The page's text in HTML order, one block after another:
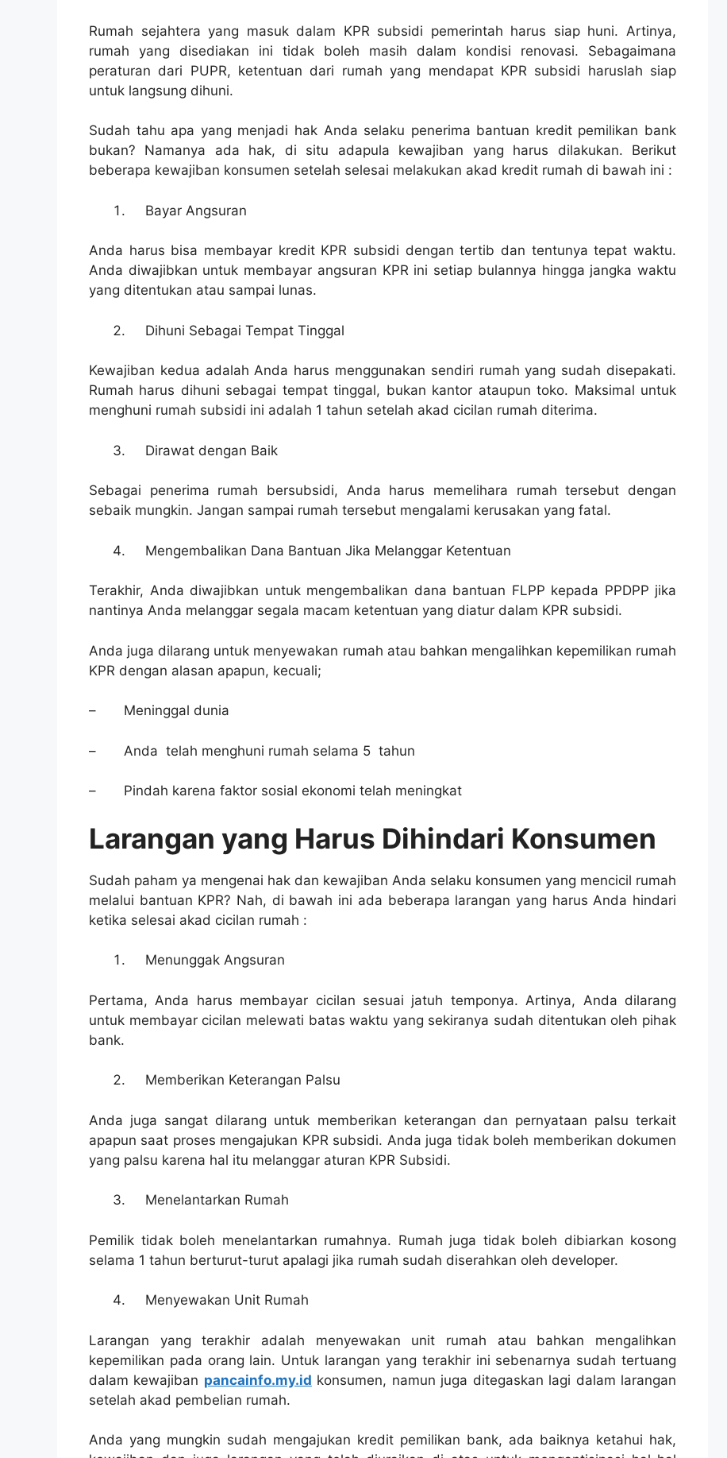
Rumah sejahtera yang masuk dalam KPR subsidi pemerintah harus siap huni. Artinya,
rumah yang disediakan ini tidak boleh masih dalam kondisi renovasi. Sebagaimana
peraturan dari PUPR, ketentuan dari rumah yang mendapat KPR subsidi haruslah siap
untuk langsung dihuni.
Sudah tahu apa yang menjadi hak Anda selaku penerima bantuan kredit pemilikan bank
bukan? Namanya ada hak, di situ adapula kewajiban yang harus dilakukan. Berikut
beberapa kewajiban konsumen setelah selesai melakukan akad kredit rumah di bawah ini :
Bayar Angsuran
Anda harus bisa membayar kredit KPR subsidi dengan tertib dan tentunya tepat waktu.
Anda diwajibkan untuk membayar angsuran KPR ini setiap bulannya hingga jangka waktu
yang ditentukan atau sampai lunas.
Dihuni Sebagai Tempat Tinggal
Kewajiban kedua adalah Anda harus menggunakan sendiri rumah yang sudah disepakati.
Rumah harus dihuni sebagai tempat tinggal, bukan kantor ataupun toko. Maksimal untuk
menghuni rumah subsidi ini adalah 1 tahun setelah akad cicilan rumah diterima.
Dirawat dengan Baik
Sebagai penerima rumah bersubsidi, Anda harus memelihara rumah tersebut dengan
sebaik mungkin. Jangan sampai rumah tersebut mengalami kerusakan yang fatal.
Mengembalikan Dana Bantuan Jika Melanggar Ketentuan
Terakhir, Anda diwajibkan untuk mengembalikan dana bantuan FLPP kepada PPDPP jika
nantinya Anda melanggar segala macam ketentuan yang diatur dalam KPR subsidi.
Anda juga dilarang untuk menyewakan rumah atau bahkan mengalihkan kepemilikan rumah
KPR dengan alasan apapun, kecuali;
– Meninggal dunia
– Anda telah menghuni rumah selama 5 tahun
– Pindah karena faktor sosial ekonomi telah meningkat
Larangan yang Harus Dihindari Konsumen
Sudah paham ya mengenai hak dan kewajiban Anda selaku konsumen yang mencicil rumah
melalui bantuan KPR? Nah, di bawah ini ada beberapa larangan yang harus Anda hindari
ketika selesai akad cicilan rumah :
Menunggak Angsuran
Pertama, Anda harus membayar cicilan sesuai jatuh temponya. Artinya, Anda dilarang
untuk membayar cicilan melewati batas waktu yang sekiranya sudah ditentukan oleh pihak
bank.
Memberikan Keterangan Palsu
Anda juga sangat dilarang untuk memberikan keterangan dan pernyataan palsu terkait
apapun saat proses mengajukan KPR subsidi. Anda juga tidak boleh memberikan dokumen
yang palsu karena hal itu melanggar aturan KPR Subsidi.
Menelantarkan Rumah
Pemilik tidak boleh menelantarkan rumahnya. Rumah juga tidak boleh dibiarkan kosong
selama 1 tahun berturut-turut apalagi jika rumah sudah diserahkan oleh developer.
Menyewakan Unit Rumah
Larangan yang terakhir adalah menyewakan unit rumah atau bahkan mengalihkan
kepemilikan pada orang lain. Untuk larangan yang terakhir ini sebenarnya sudah tertuang
dalam kewajiban pancainfo.my.id konsumen, namun juga ditegaskan lagi dalam larangan
setelah akad pembelian rumah.
Anda yang mungkin sudah mengajukan kredit pemilikan bank, ada baiknya ketahui hak,